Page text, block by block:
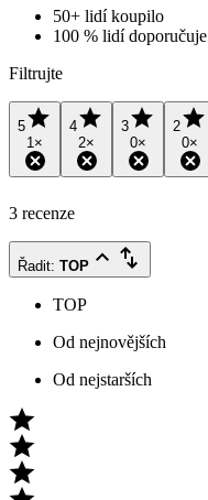
50+ lidí koupilo
100 % lidí doporučuje
Filtrujte
5
1 ×
4
2×
3
0×
2
0×
3 recenze
Řadit: TOP
TOP
Od nejnovějších
Od nejstarších